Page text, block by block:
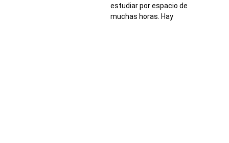
estudiar por espacio de
muchas horas. Hay